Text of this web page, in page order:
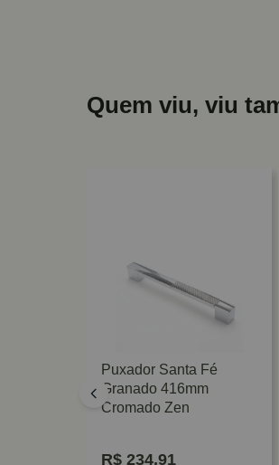
Quem viu, viu
Puxador Santa Fé
Granado 416mm
Cromado Zen
R$ 234,91